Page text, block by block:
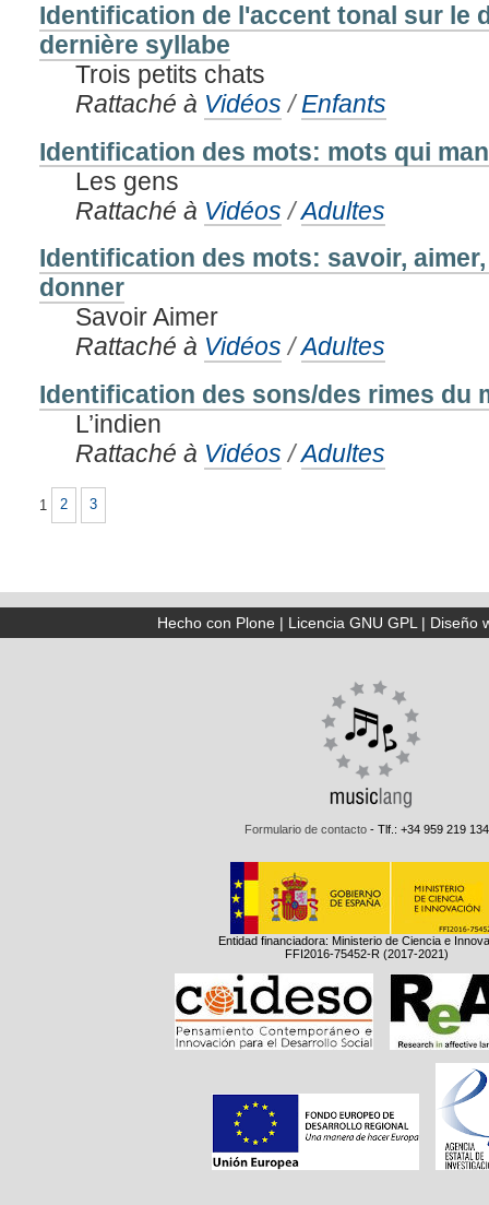
Identification de l'accent tonal sur le
dernière syllabe
Trois petits chats
Rattaché à Vidéos /Enfants
Identification des mots: mots qui
Les gens
Rattaché à Vidéos /Adultes
Identification des mots: savoir,
donner
Savoir Aimer
Rattaché à Vidéos /Adultes
Identification des sons/des rimes du
L’indien
Rattaché à Vidéos /Adultes
1 2 3
Hecho con Plone| Licencia GNU GPL| Diseño
Formulario de contacto - Tlf.: +34 959 219 134
Entidad financiadora: Ministerio de Ciencia e
FFI2016-75452-R (2017-2021)